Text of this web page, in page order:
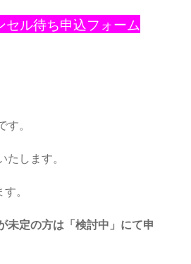
セル待ち申込フォーム
。
します。
。
未定の方は「検討中」にて申